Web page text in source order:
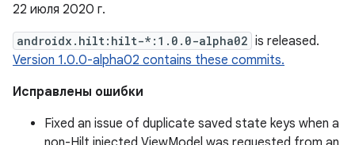
22 июля 2020 г.
androidx.hilt:hilt-*:1.0.0-alpha02 is released.
Version 1.0.0-alpha02 contains these commits.
Исправлены ошибки
Fixed an issue of duplicate saved state keys when a